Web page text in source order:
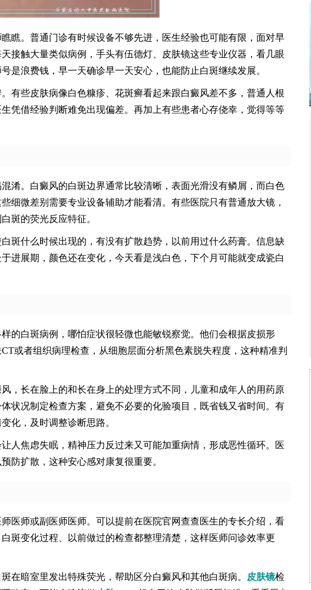
瞧。普通门诊有时候设备不够先进，医生经验也可能有限，面对早
接触大量类似病例，手头有伍德灯、皮肤镜这些专业仪器，看几眼
是浪费钱，早一天确诊早一天安心，也能防止白斑继续发展。
有些皮肤病像白色糠疹、花斑癣看起来跟白癜风差不多，普通人根
凭借经验判断难免出现偏差。再加上有些患者心存侥幸，觉得等等
淆。白癜风的白斑边界通常比较清晰，表面光滑没有鳞屑，而白色
细微差别需要专业设备辅助才能看清。有些医院只有普通放大镜，
斑的荧光反应特征。
斑什么时候出现的，有没有扩散趋势，以前用过什么药膏。信息缺
进展期，颜色还在变化，今天看是浅白色，下个月可能就变成瓷白
的白斑病例，哪怕症状很轻微也能敏锐察觉。他们会根据皮损形
或者组织病理检查，从细胞层面分析黑色素脱失程度，这种精准判
，长在脸上的和长在身上的处理方式不同，儿童和成年人的用药原
状况制定检查方案，避免不必要的化验项目，既省钱又省时间。有
化，及时调整诊断思路。
人焦虑失眠，精神压力反过来又可能加重病情，形成恶性循环。医
防扩散，这种安心感对康复很重要。
医师或副医师医师。可以提前在医院官网查查医生的专长介绍，看
斑变化过程、以前做过的检查都整理清楚，这样医师问诊效率更
在暗室里发出特殊荧光，帮助区分白癜风和其他白斑病。 皮肤镜检